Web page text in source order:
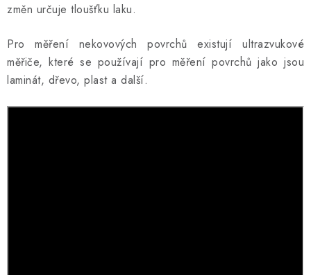
změn určuje tloušťku laku.
Pro měření nekovových povrchů existují ultrazvukové
měřiče, které se používají pro měření povrchů jako jsou
laminát, dřevo, plast a další.